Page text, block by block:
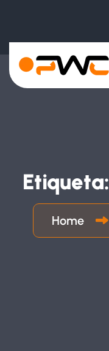
Etiqueta:
Home